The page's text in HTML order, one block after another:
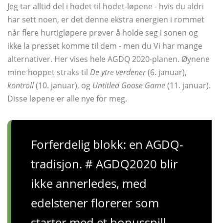
Jeg tar alltid del i hodet til hodet-løpene - hvis du aldri
har sett noen, er det denne ekstra energien i rommet
når flere hurtigløpere prøver å holde seg i sonen og
ikke la presset komme til dem - men du Vi har mange
alternativer. Her vises hele AGDQ 2020-planen. Øynene
mine hoppet straks til De ytre verdener(6. januar),
kontroll(10. januar), og Untitled Goose Game(11. januar).
Disse løpene er alle nye for meg.
Forferdelig blokk: en AGDQ-
tradisjon. # AGDQ2020 blir
ikke annerledes, med
edelstener florerer som